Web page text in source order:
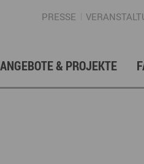
PRESSE
ANGEBOTE & PROJEKTE